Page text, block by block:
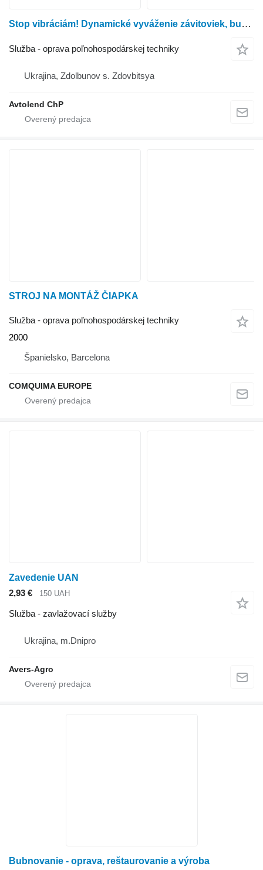
Stop vibráciám! Dynamické vyváženie závitoviek, bubnov, hriadeľov a variátorov pre všetky typy kombajnov!
Služba - oprava poľnohospodárskej techniky
Ukrajina, Zdolbunov s. Zdovbitsya
Avtolend ChP
STROJ NA MONTÁŽ ČIAPKA
Služba - oprava poľnohospodárskej techniky
2000
Španielsko, Barcelona
COMQUIMA EUROPE
Zavedenie UAN
2,93 €
150 UAH
Služba - zavlažovací služby
Ukrajina, m.Dnipro
Avers-Agro
Bubnovanie - oprava, reštaurovanie a výroba